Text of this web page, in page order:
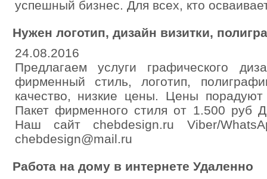
успешный бизнес. Для всех, кто
Нужен логотип, дизайн визитки,
24.08.2016
Предлагаем услуги графического
фирменный стиль, логотип,
качество, низкие цены. Цены
Пакет фирменного стиля от 1.500 руб
Наш сайт chebdesign.ru Viber/
chebdesign@mail.ru
Работа на дому в интернете Удаленно